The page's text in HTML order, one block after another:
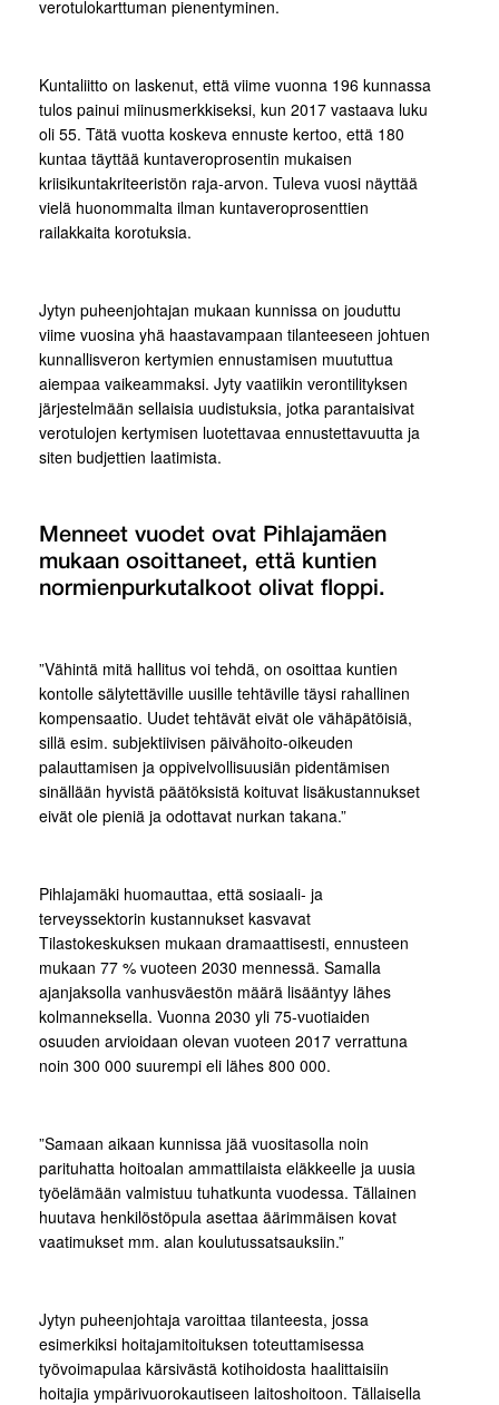
verotulokarttuman pienentyminen.
Kuntaliitto on laskenut, että viime vuonna 196 kunnassa
tulos painui miinusmerkkiseksi, kun 2017 vastaava luku
oli 55. Tätä vuotta koskeva ennuste kertoo, että 180
kuntaa täyttää kuntaveroprosentin mukaisen
kriisikuntakriteeristön raja-arvon. Tuleva vuosi näyttää
vielä huonommalta ilman kuntaveroprosenttien
railakkaita korotuksia.
Jytyn puheenjohtajan mukaan kunnissa on jouduttu
viime vuosina yhä haastavampaan tilanteeseen johtuen
kunnallisveron kertymien ennustamisen muututtua
aiempaa vaikeammaksi. Jyty vaatiikin verontilityksen
järjestelmään sellaisia uudistuksia, jotka parantaisivat
verotulojen kertymisen luotettavaa ennustettavuutta ja
siten budjettien laatimista.
Menneet vuodet ovat Pihlajamäen
mukaan osoittaneet, että kuntien
normienpurkutalkoot olivat floppi.
”Vähintä mitä hallitus voi tehdä, on osoittaa kuntien
kontolle sälytettäville uusille tehtäville täysi rahallinen
kompensaatio. Uudet tehtävät eivät ole vähäpätöisiä,
sillä esim. subjektiivisen päivähoito-oikeuden
palauttamisen ja oppivelvollisuusiän pidentämisen
sinällään hyvistä päätöksistä koituvat lisäkustannukset
eivät ole pieniä ja odottavat nurkan takana.”
Pihlajamäki huomauttaa, että sosiaali- ja
terveyssektorin kustannukset kasvavat
Tilastokeskuksen mukaan dramaattisesti, ennusteen
mukaan 77 % vuoteen 2030 mennessä. Samalla
ajanjaksolla vanhusväestön määrä lisääntyy lähes
kolmanneksella. Vuonna 2030 yli 75-vuotiaiden
osuuden arvioidaan olevan vuoteen 2017 verrattuna
noin 300 000 suurempi eli lähes 800 000.
”Samaan aikaan kunnissa jää vuositasolla noin
parituhatta hoitoalan ammattilaista eläkkeelle ja uusia
työelämään valmistuu tuhatkunta vuodessa. Tällainen
huutava henkilöstöpula asettaa äärimmäisen kovat
vaatimukset mm. alan koulutussatsauksiin.”
Jytyn puheenjohtaja varoittaa tilanteesta, jossa
esimerkiksi hoitajamitoituksen toteuttamisessa
työvoimapulaa kärsivästä kotihoidosta haalittaisiin
hoitajia ympärivuorokautiseen laitoshoitoon. Tällaisella